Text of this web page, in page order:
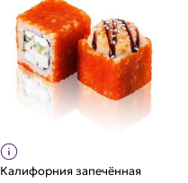
Калифорния запечённая